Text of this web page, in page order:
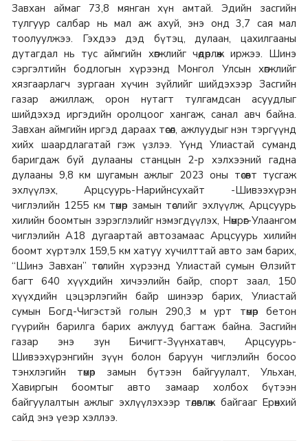
Завхан аймаг 73,8 мянган хүн амтай. Эдийн засгийн
тулгуур салбар нь мал аж ахуй, энэ онд 3,7 сая мал
тоолуулжээ. Гэхдээ дэд бүтэц, дулаан, цахилгааны
дутагдал нь тус аймгийн хөгжлийг чөдөрлөж иржээ. Шинэ
сэргэлтийн бодлогын хүрээнд Монгол Улсын хөгжлийг
хязгаарлагч зургаан хүчин зүйлийг шийдэхээр Засгийн
газар ажиллаж, орон нутагт тулгамдсан асуудлыг
шийдэхэд иргэдийн оролцоог хангаж, санал авч байна.
Завхан аймгийн иргэд дараах төсөл, ажлуудыг нэн тэргүүнд
хийх шаардлагатай гэж үзлээ. Үүнд Улиастай суманд
баригдаж буй дулааны станцын 2-р хэлхээний гадна
дулааны 9,8 км шугамын ажлыг 2023 оны төсөвт тусгаж
эхлүүлэх, Арцсуурь-Нарийнсухайт -Шивээхүрэн
чиглэлийн 1255 км төмөр замын төслийг эхлүүлж, Арцсуурь
хилийн боомтын зэрэглэлийг нэмэгдүүлэх, Нөмрөг-Улаангом
чиглэлийн А18 дугаартай автозамаас Арцсуурь хилийн
боомт хүртэлх 159,5 км хатуу хучилттай авто зам барих,
“Шинэ Завхан” төслийн хүрээнд Улиастай сумын Өлзийт
багт 640 хүүхдийн хичээлийн байр, спорт заал, 150
хүүхдийн цэцэрлэгийн байр шинээр барих, Улиастай
сумын Богд-Чигэстэй голын 290,3 м урт төмөр бетон
гүүрийн барилга барих ажлууд багтаж байна. Засгийн
газар энэ зун Бичигт-Зүүнхатавч, Арцсуурь-
Шивээхүрэнгийн зүүн болон баруун чиглэлийн босоо
тэнхлэгийн төмөр замын бүтээн байгуулалт, Ульхан,
Хавиргын боомтыг авто замаар холбох бүтээн
байгуулалтын ажлыг эхлүүлэхээр төлөвлөж байгааг Ерөнхий
сайд энэ үеэр хэллээ.